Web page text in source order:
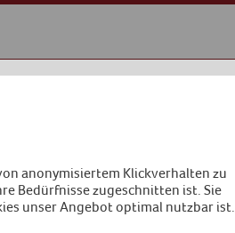
anonymisiertem Klickverhalten zu
Bedürfnisse zugeschnitten ist. Sie
unser Angebot optimal nutzbar ist.